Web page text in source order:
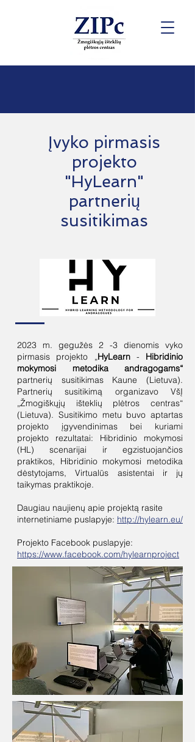
Įvyko pirmasis
projekto
"HyLearn"
partnerių
susitikimas
2023 m. gegužės 2 -3 dienomis vyko
pirmasis projekto „HyLearn- Hibridinio
mokymosi metodika andragogams“
partnerių susitikimas Kaune (Lietuva).
Partnerių susitikimą organizavo VšĮ
„Žmogiškųjų išteklių plėtros centras“
(Lietuva). Susitikimo metu buvo aptartas
projekto įgyvendinimas bei kuriami
projekto rezultatai: Hibridinio mokymosi
(HL) scenarijai ir egzistuojančios
praktikos, Hibridinio mokymosi metodika
dėstytojams, Virtualūs asistentai ir jų
taikymas praktikoje.
Daugiau naujienų apie projektą rasite
internetiniame puslapyje: http://hylearn.eu/
Projekto Facebook puslapyje:
https://www.facebook.com/hylearnproject